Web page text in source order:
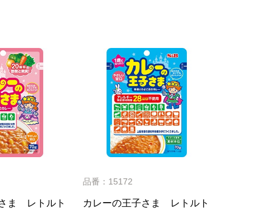
ま レトルト
品番：15172
カレーの王子さま レトルト